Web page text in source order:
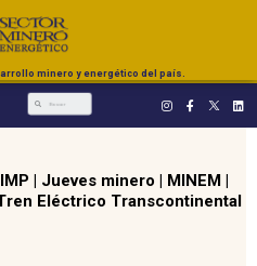
minero y energético del país.
| Jueves minero | MINEM |
Eléctrico Transcontinental